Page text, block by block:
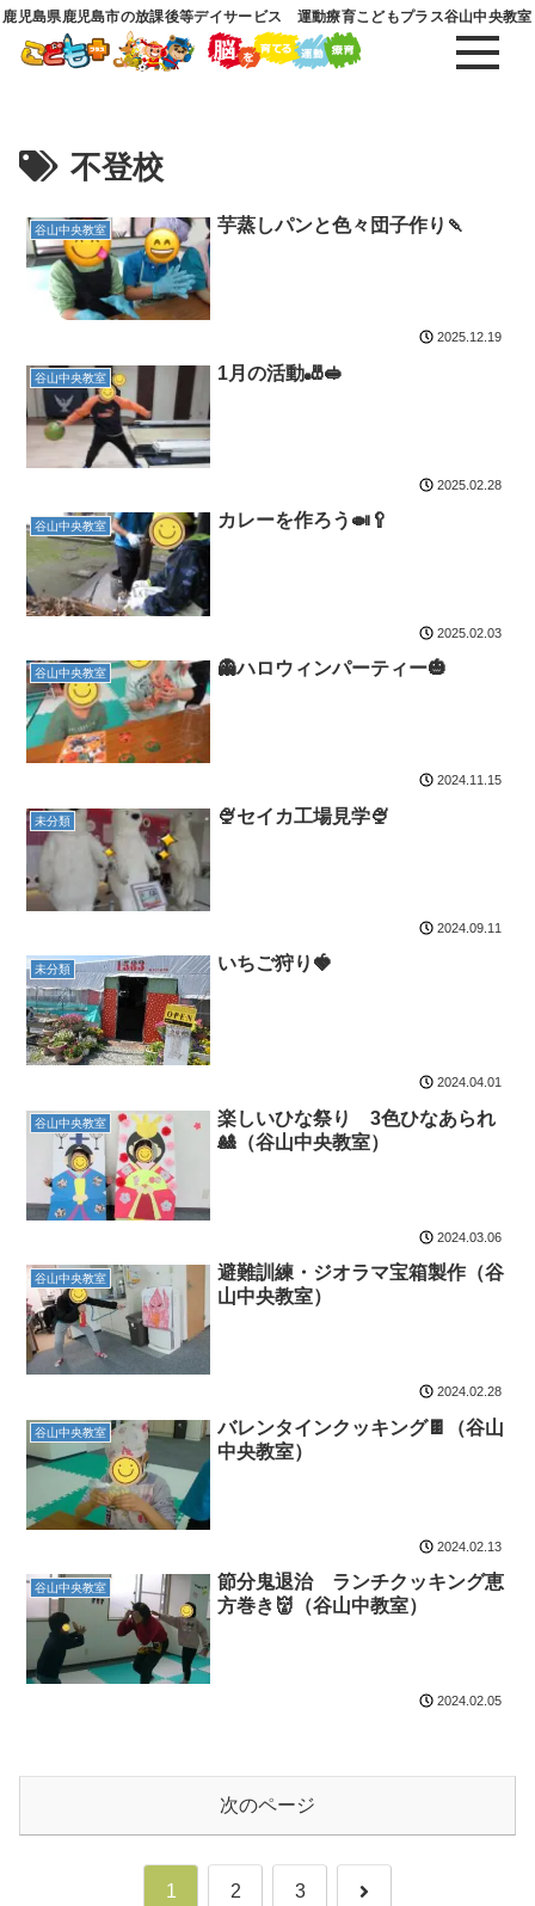
鹿児島県鹿児島市の放課後等デイサービス 運動療育こどもプラス谷山中央教室
不登校
谷山中央教室 芋蒸しパンと色々団子作り🍡
2025.12.19
谷山中央教室 1月の活動🎳🥪
2025.02.28
谷山中央教室 カレーを作ろう🍛🥄
2025.02.03
谷山中央教室 👻ハロウィンパーティー🎃
2024.11.15
未分類 🍨セイカ工場見学🍨
2024.09.11
未分類 いちご狩り🍓
2024.04.01
谷山中央教室
楽しいひな祭り 3色ひなあられ
🎎（谷山中央教室）
2024.03.06
谷山中央教室
避難訓練・ジオラマ宝箱製作（谷
山中央教室）
2024.02.28
谷山中央教室
バレンタインクッキング🍫（谷山
中央教室）
2024.02.13
谷山中央教室
節分鬼退治 ランチクッキング恵
方巻き👹（谷山中教室）
2024.02.05
次のページ
1 2 3 次